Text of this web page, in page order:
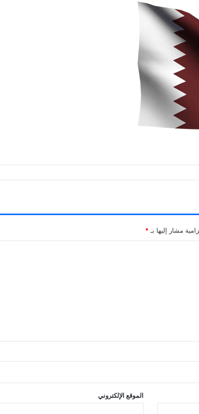
مشار إليها بـ *
الموقع الإلكتروني